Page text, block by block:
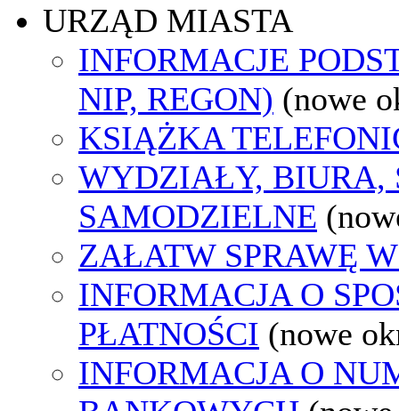
URZĄD MIASTA
INFORMACJE
NIP, REGON) (nowe
KSIĄŻKA
WYDZIAŁY, BIURA,
SAMODZIELNE
ZAŁATW SPRAWĘ
INFORMACJA O
PŁATNOŚCI (nowe
INFORMACJA O